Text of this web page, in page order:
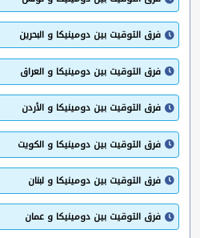
فرق التوقيت بين دومينيكا و البحرين
فرق التوقيت بين دومينيكا و العراق
فرق التوقيت بين دومينيكا و الأردن
فرق التوقيت بين دومينيكا و الكويت
فرق التوقيت بين دومينيكا و لبنان
فرق التوقيت بين دومينيكا و عمان